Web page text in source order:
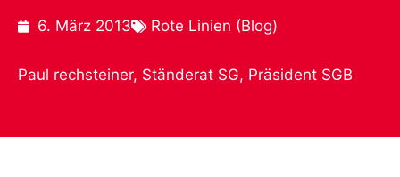
6. März 2013 Rote Linien (Blog)
Paul rechsteiner, Ständerat SG, Präsident SGB